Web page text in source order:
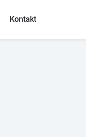
Kontakt